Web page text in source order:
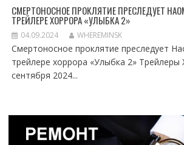
СМЕРТОНОСНОЕ ПРОКЛЯТИЕ ПРЕСЛЕДУЕТ
ТРЕЙЛЕРЕ ХОРРОРА «УЛЫБКА 2»
04.09.2024 WHEREMINSK
Смертоносное проклятие преследует
трейлере хоррора «Улыбка 2» Трейлеры
сентября 2024...